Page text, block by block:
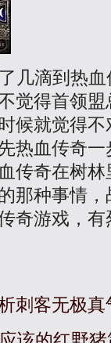
几滴到热血
觉得首领
候就觉得
热血传奇
传奇在树
那种事情
奇游戏，
刺客无极真